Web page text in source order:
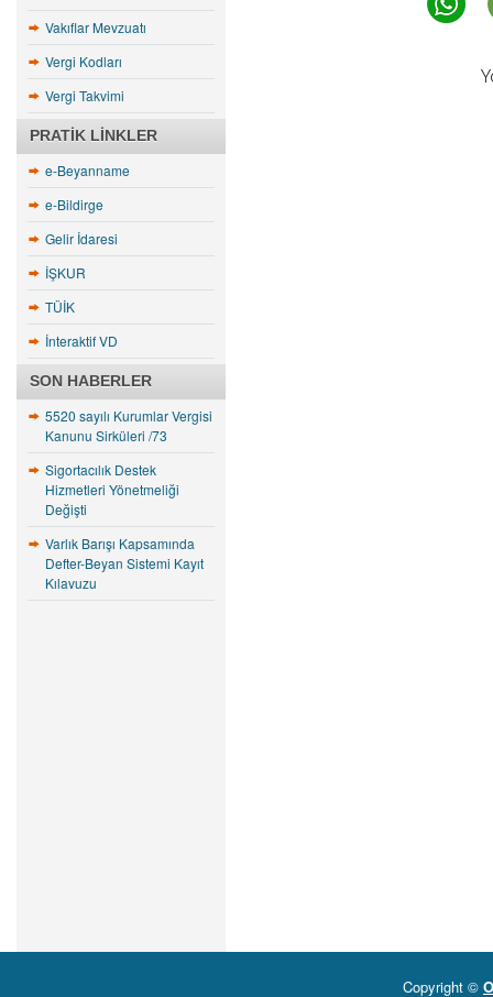
Vakıflar Mevzuatı
Vergi Kodları
Vergi Takvimi
PRATIK LINKLER
e-Beyanname
e-Bildirge
Gelir İdaresi
İŞKUR
TÜİK
İnteraktif VD
SON HABERLER
5520 sayılı Kurumlar Vergisi
Kanunu Sirküleri /73
Sigortacılık Destek
Hizmetleri Yönetmeliği
Değişti
Varlık Barışı Kapsamında
Defter-Beyan Sistemi Kayıt
Kılavuzu
Copyright ©